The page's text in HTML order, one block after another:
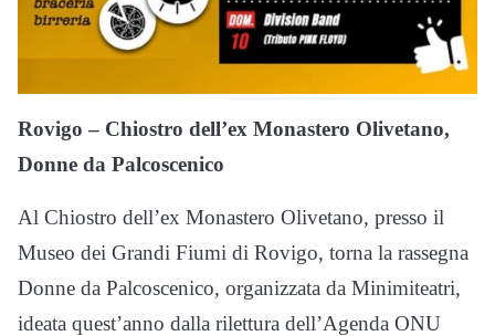
Rovigo – Chiostro dell’ex Monastero Olivetano,
Donne da Palcoscenico
Al Chiostro dell’ex Monastero Olivetano, presso il
Museo dei Grandi Fiumi di Rovigo, torna la rassegna
Donne da Palcoscenico, organizzata da Minimiteatri,
ideata quest’anno dalla rilettura dell’Agenda ONU